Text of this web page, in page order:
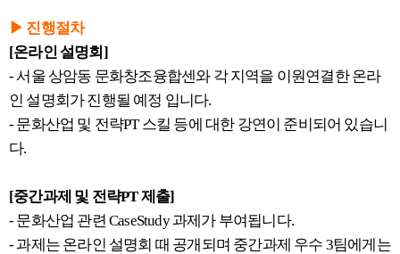
▶ 진행절차
[온라인 설명회]
- 서울 상암동 문화창조융합센와 각 지역을 이원연결한 온라
인 설명회가 진행될 예정 입니다.
- 문화산업 및 전략PT 스킬 등에 대한 강연이 준비되어 있습니
다.
[중간과제 및 전략PT 제출]
- 문화산업 관련 CaseStudy 과제가 부여됩니다.
- 과제는 온라인 설명회 때 공개되며 중간과제 우수 3팀에게는